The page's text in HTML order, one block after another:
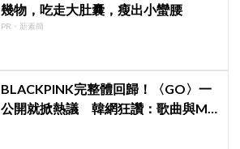
幾物，吃走大肚囊，瘦出小蠻腰
PR・新素簡
BLACKPINK完整體回歸！〈GO〉一
公開就掀熱議 韓網狂讚：歌曲與MV